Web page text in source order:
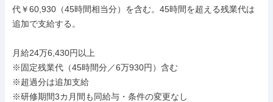
代￥60,930（45時間相当分）を含む。45時間を超える残業代は
追加で支給する。
月給24万6,430円以上
※固定残業代（45時間分／6万930円）含む
※超過分は追加支給
※研修期間3カ月間も同給与・条件の変更なし